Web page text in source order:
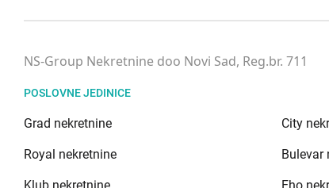
NS-Group Nekretnine doo Novi Sad, Reg.br. 711
POSLOVNE JEDINICE
Grad nekretnine City
Royal nekretnine Bulevar